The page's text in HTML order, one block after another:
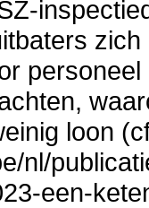
loon
nl/
een-